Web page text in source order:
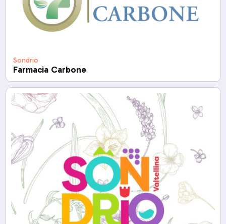
Sondrio
Farmacia Carbone